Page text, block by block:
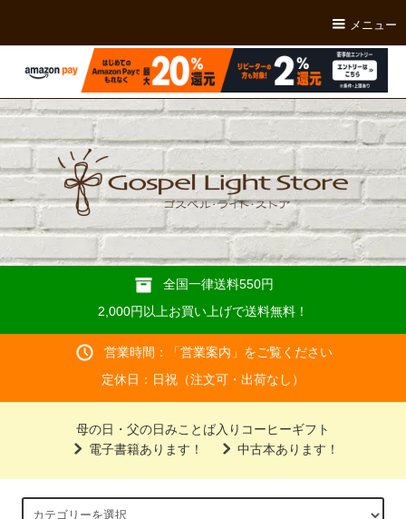
メニュー
全国一律送料550円
2,000円以上お買い上げで送料無料！
営業時間：「営業案内 」をご覧ください
定休日：日祝（注文可・出荷なし）
母の日・父の日みことば入りコーヒーギフト
電子書籍あります！
中古本あります！